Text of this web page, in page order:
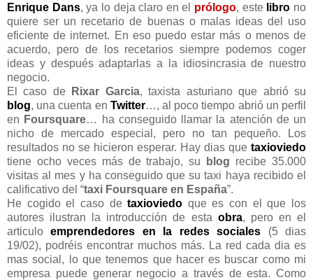
Enrique Dans, ya lo deja claro en el prólogo, este libro no
quiere ser un recetario de buenas o malas ideas del uso
eficiente de internet. En eso puedo estar más o menos de
acuerdo, pero de los recetarios siempre podemos coger
ideas y después adaptarlas a la idiosincrasia de nuestro
negocio.
El caso de
Rixar Garcia, taxista asturiano que abrió su
blog, una cuenta en Twitter…, al poco tiempo abrió un perfil
en Foursquare… ha conseguido llamar la atención de un
nicho de mercado especial, pero no tan pequeño. Los
resultados no se hicieron esperar. Hay dias que taxioviedo
tiene ocho veces más de trabajo, su
blog recibe 35.000
visitas al mes y ha conseguido que su taxi haya recibido el
calificativo del “taxi Foursquare en España”.
He cogido el caso detaxioviedo que es con el que los
autores ilustran la introducción de esta obra, pero en el
articuloemprendedores en la redes sociales (5 dias
19/02), podréis encontrar muchos más. La red cada dia es
mas social, lo que tenemos que hacer es buscar como mi
empresa puede generar negocio a través de esta. Como